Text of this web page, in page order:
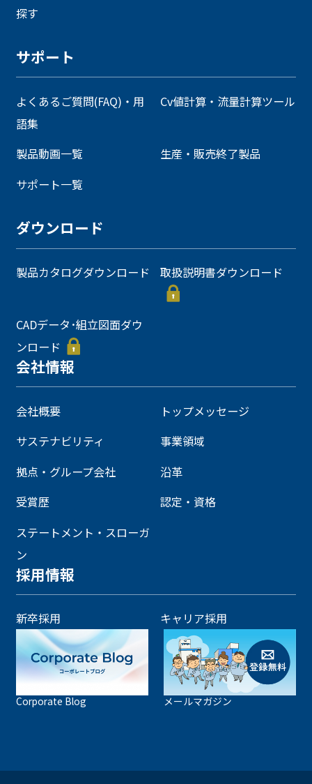
探す
サポート
よくあるご質問(FAQ)・用
語集
Cv値計算・流量計算ツール
製品動画一覧
生産・販売終了製品
サポート一覧
ダウンロード
製品カタログダウンロード 取扱説明書ダウンロード
CADデータ･組立図面ダウ
ンロード
会社情報
会社概要
トップメッセージ
サステナビリティ
事業領域
拠点・グループ会社
沿革
受賞歴
認定・資格
ステートメント・スローガ
ン
採用情報
新卒採用 キャリア採用
Corporate Blog メールマガジン